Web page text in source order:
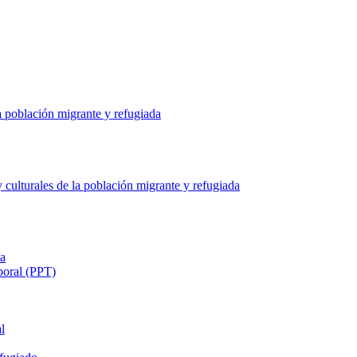
migrante y refugiada
de la población migrante y refugiada
(PPT)